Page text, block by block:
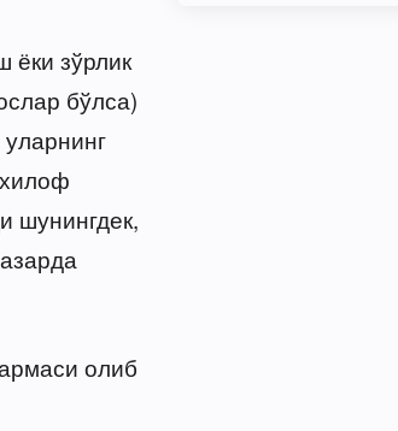
ёки зўрлик
бўлса)
шунингдек,
олиб